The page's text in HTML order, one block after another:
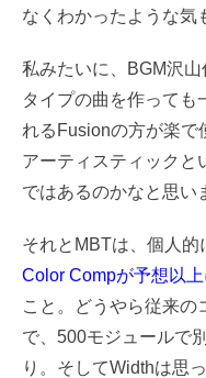
なくわかったような気
私みたいに、BGM沢
タイプの曲を作っても
れるFusionの方が楽で
アーティスティックと
ではあるのかなと思い
それとMBTは、個人
Color Compが予想以
こと。どうやら従来の
で、500モジュールで
り。そしてWidthは思